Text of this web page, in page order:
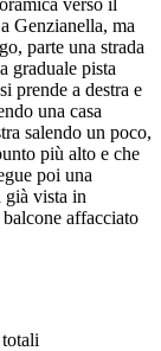
verso il
Genzianella, ma
parte una strada
graduale pista
prende a destra e
una casa
salendo un poco,
più alto e che
poi una
già vista in
affacciato